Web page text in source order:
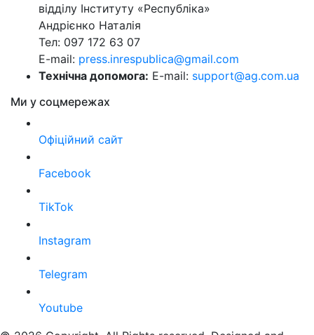
відділу Інституту «Республіка»
Андрієнко Наталія
Тел: 097 172 63 07
E-mail: press.inrespublica@gmail.com
Технічна допомога: E-mail: support@ag.com.ua
Ми у соцмережах
Офіційний сайт
Facebook
TikTok
Instagram
Telegram
Youtube